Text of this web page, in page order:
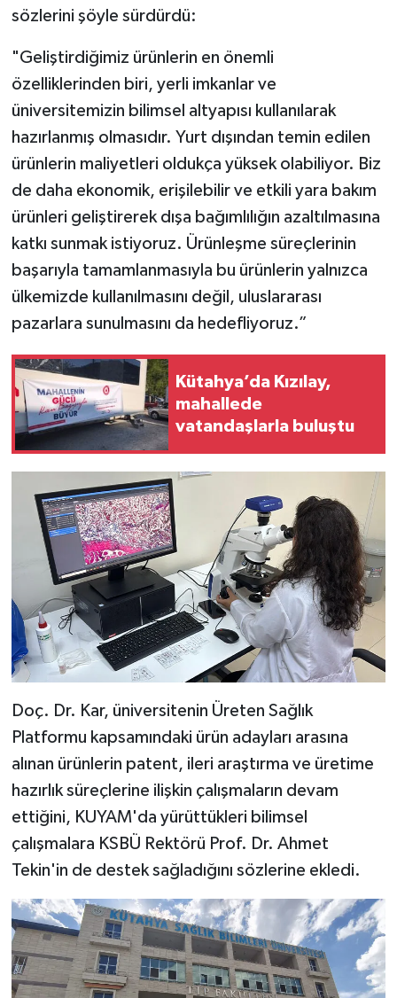
sözlerini şöyle sürdürdü:
"Geliştirdiğimiz ürünlerin en önemli
özelliklerinden biri, yerli imkanlar ve
üniversitemizin bilimsel altyapısı kullanılarak
hazırlanmış olmasıdır. Yurt dışından temin edilen
ürünlerin maliyetleri oldukça yüksek olabiliyor. Biz
de daha ekonomik, erişilebilir ve etkili yara bakım
ürünleri geliştirerek dışa bağımlılığın azaltılmasına
katkı sunmak istiyoruz. Ürünleşme süreçlerinin
başarıyla tamamlanmasıyla bu ürünlerin yalnızca
ülkemizde kullanılmasını değil, uluslararası
pazarlara sunulmasını da hedefliyoruz.”
Kütahya’da Kızılay,
mahallede
vatandaşlarla buluştu
Doç. Dr. Kar, üniversitenin Üreten Sağlık
Platformu kapsamındaki ürün adayları arasına
alınan ürünlerin patent, ileri araştırma ve üretime
hazırlık süreçlerine ilişkin çalışmaların devam
ettiğini, KUYAM'da yürüttükleri bilimsel
çalışmalara KSBÜ Rektörü Prof. Dr. Ahmet
Tekin'in de destek sağladığını sözlerine ekledi.